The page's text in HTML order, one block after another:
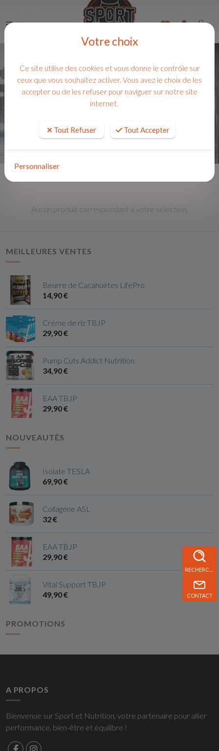
Menu
CONTACT
ACCUEIL HEALTHY FOOD GOURMANDISES
Aucun produit trouvé.
Aucun produit correspondant à votre sélection.
MEILLEURES VENTES
Beurre de Cacahuétes LifePro
14,90 €
Créme de riz TBJP
29,90 €
Pump Cuts Addict Nutrition
34,90 €
EAA TBJP
29,90 €
NOUVEAUTÉS
Isolate TESLA
69,90 €
Collagéne ASL
32 €
EAA TBJP
29,90 €
Vital Support TBJP
49,90 €
PROMOTIONS
A PROPOS
Bienvenue sur Sport et Nutrition, votre partenaire pour allier
performance, bien-être et équilibre !
Votre choix
Ce site utilise des cookies et vous donne le contrôle sur
ceux que vous souhaitez activer. Vous avez le choix de les
accepter ou de les refuser pour naviguer sur notre site
internet.
Tout Refuser Tout Accepter
Personnaliser